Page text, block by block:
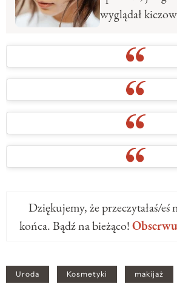
wyglądał
Dziękujemy, że przeczytałaś/eś
końca. Bądź na bieżąco!
Uroda Kosmetyki makijaż